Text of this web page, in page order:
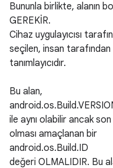
Bununla birlikte, alanın
GEREKİR.
Cihaz uygulayıcısı
seçilen, insan
tanımlayıcıdır.
Bu alan,
ile aynı olabilir ancak son
olması amaçlanan bir
android.os.Build.ID
değeri OLMALIDIR. Bu